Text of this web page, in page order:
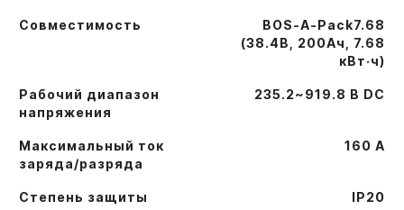
Совместимость
BOS-A-Pack7.68
(38.4В, 200Ач, 7.68
кВт·ч)
Рабочий диапазон
напряжения
235.2~919.8 В DC
Максимальный ток
заряда/разряда
160 А
Степень защиты IP20